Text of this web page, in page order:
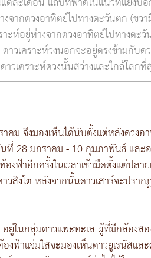
จากดวงอาทิตย์ไปทางตะวันตก (ขว
าะห์อยู่ห่างจากดวงอาทิตย์ไปทางตะ
าวเคราะห์วงนอกจะอยู่ตรงข้ามกับ
าวเคราะห์ดวงนั้นสว่างและใกล้โลก
คม จึงมองเห็นได้นับตั้งแต่หลังดวง
ที่ 28 มกราคม - 10 กุมภาพันธ์ แล
าอีกครั้งในเวลาเช้ามืดตั้งแต่ปลา
สิงโต หลังจากนั้นดาวเสาร์จะปร
นกลุ่มดาวแพะทะเล ผู้ที่มีกล้องสอ
งฟ้าแจ่มใสจะมองเห็นดาวยูเรนัส